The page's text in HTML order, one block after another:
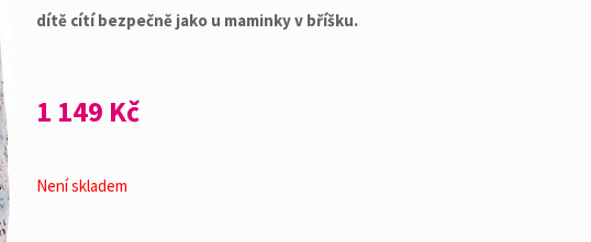
dítě cítí bezpečně jako u maminky v bříšku.
1 149 Kč
Není skladem